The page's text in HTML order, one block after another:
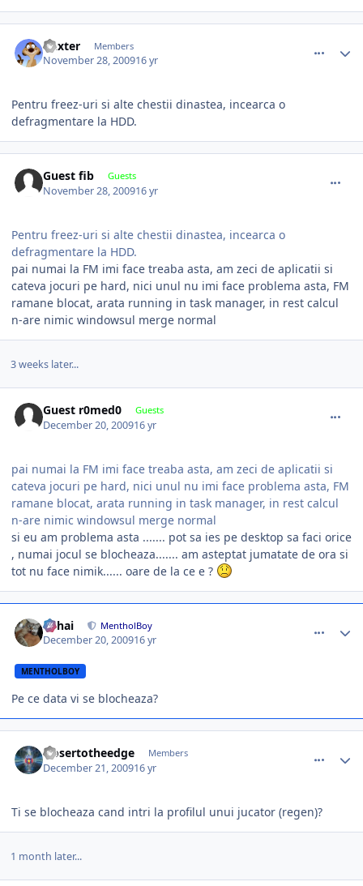
Dexter Members
November 28, 200916 yr
Pentru freez-uri si alte chestii dinastea, incearca o
defragmentare la HDD.
Guest fib Guests
November 28, 200916 yr
Pentru freez-uri si alte chestii dinastea, incearca o
defragmentare la HDD.
pai numai la FM imi face treaba asta, am zeci de aplicatii si
cateva jocuri pe hard, nici unul nu imi face problema asta, FM
ramane blocat, arata running in task manager, in rest calcul
n-are nimic windowsul merge normal
3 weeks later...
Guest r0med0 Guests
December 20, 200916 yr
pai numai la FM imi face treaba asta, am zeci de aplicatii si
cateva jocuri pe hard, nici unul nu imi face problema asta, FM
ramane blocat, arata running in task manager, in rest calcul
n-are nimic windowsul merge normal
si eu am problema asta ....... pot sa ies pe desktop sa faci orice
, numai jocul se blocheaza....... am asteptat jumatate de ora si
tot nu face nimik...... oare de la ce e ?
Mihai MentholBoy
December 20, 200916 yr
MENTHOLBOY
Pe ce data vi se blocheaza?
closertotheedge Members
December 21, 200916 yr
Ti se blocheaza cand intri la profilul unui jucator (regen)?
1 month later...